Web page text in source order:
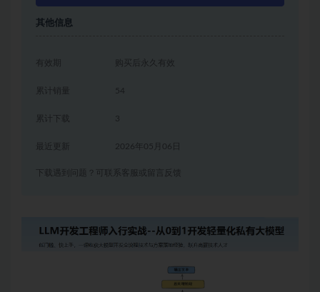
其他信息
有效期 购买后永久有效
累计销量 54
累计下载 3
2026年05月06日
下载遇到问题？可联系客服或留言反馈